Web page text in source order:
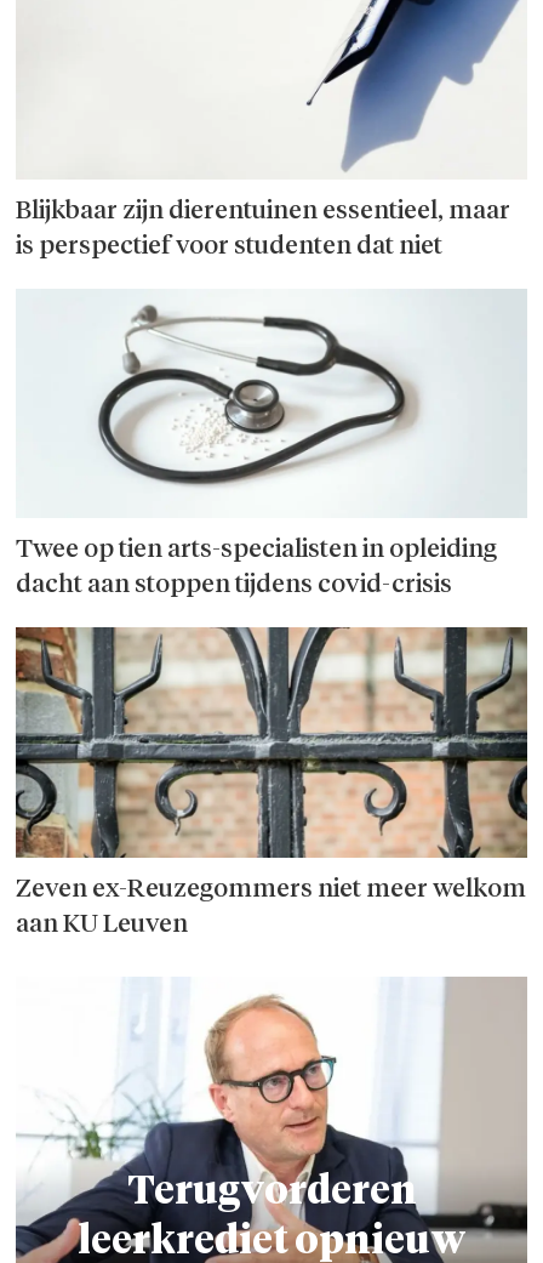
Blijkbaar zijn dierentuinen essentieel, maar
is perspectief voor studenten dat niet
Twee op tien arts-specialisten in opleiding
dacht aan stoppen tijdens covid-crisis
Zeven ex-Reuzegommers niet meer welkom
aan KU Leuven
Terugvorderen
leerkrediet opnieuw